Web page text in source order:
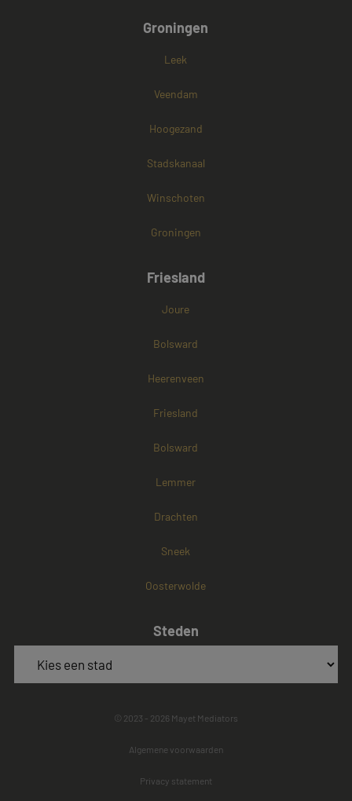
Groningen
Leek
Veendam
Hoogezand
Stadskanaal
Winschoten
Groningen
Friesland
Joure
Bolsward
Heerenveen
Friesland
Bolsward
Lemmer
Drachten
Sneek
Oosterwolde
Steden
© 2023 - 2026 Mayet Mediators
Algemene voorwaarden
Privacy statement